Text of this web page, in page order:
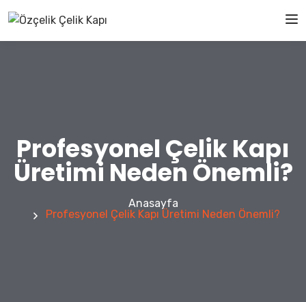
Profesyonel Çelik Kapı
Üretimi Neden Önemli?
Anasayfa
Profesyonel Çelik Kapı Üretimi Neden Önemli?